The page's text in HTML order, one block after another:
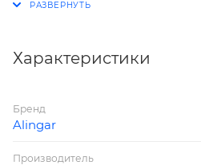
Характеристики
Бренд
Alingar
Производитель